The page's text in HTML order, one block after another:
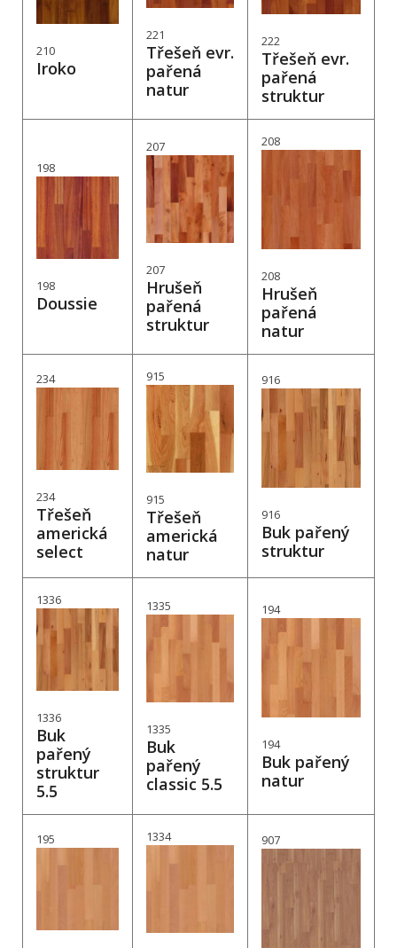
210
Iroko
221
Třešeň evr.
pařená
natur
222
Třešeň evr.
pařená
struktur
198
198
Doussie
207
207
Hrušeň
pařená
struktur
208
208
Hrušeň
pařená
natur
234
234
Třešeň
americká
select
915
915
Třešeň
americká
natur
916
916
Buk pařený
struktur
1336
1336
Buk
pařený
struktur
5.5
1335
1335
Buk
pařený
classic 5.5
194
194
Buk pařený
natur
195 1334 907